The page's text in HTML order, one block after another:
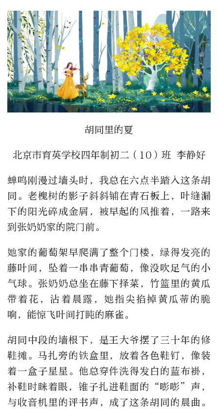
胡同里的夏
北京市育英学校四年制初二（10）班 李静好
蝉鸣刚漫过墙头时，我总在六点半踏入这条胡
同。老槐树的影子斜斜铺在青石板上，叶缝漏
下的阳光碎成金屑，被早起的风推着，一路来
到张奶奶家的院门前。
她家的葡萄架早爬满了整个门楼，绿得发亮的
藤叶间，坠着一串串青葡萄，像没吹足气的小
气球。张奶奶总坐在藤下择菜，竹篮里的黄瓜
带着花，沾着晨露，她指尖掐掉黄瓜蒂的脆
响，能惊飞叶间打盹的麻雀。
胡同中段的墙根下，是王大爷摆了三十年的修
鞋摊。马扎旁的铁盒里，放着各色鞋钉，像装
着一盒子星星。他总穿件洗得发白的蓝布褂，
补鞋时眯着眼，锥子扎进鞋面的“嘭嘭”声，
与收音机里的评书声，成了这条胡同的晨曲。